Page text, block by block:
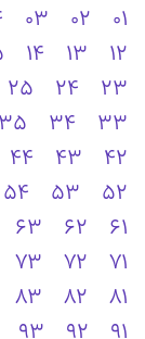
01
02
03
12
13
14
23
24
25
33
34
35
42
43
44
52
53
54
61
62
63
71
72
73
81
82
83